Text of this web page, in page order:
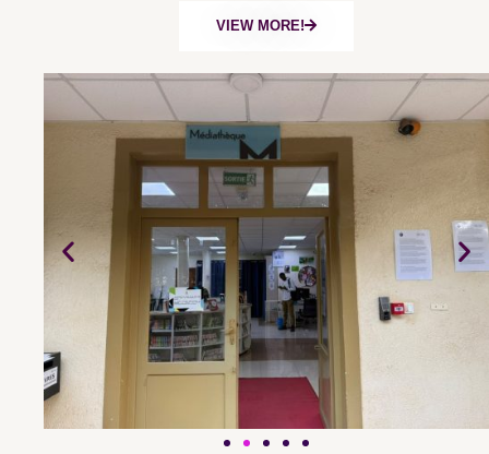
VIEW MORE!